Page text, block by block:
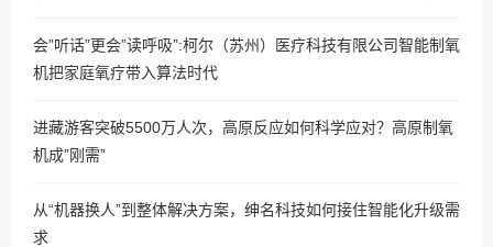
会”听话”更会”读呼吸”:柯尔（苏州）医疗科技有限公司智能制氧
机把家庭氧疗带入算法时代
进藏游客突破5500万人次，高原反应如何科学应对？高原制氧
机成”刚需”
从“机器换人”到整体解决方案，绅名科技如何接住智能化升级需
求